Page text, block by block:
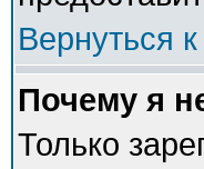
Вернуться
Почему я
Только